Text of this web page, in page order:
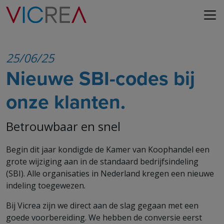
25/06/25
Nieuwe SBI-codes bij
onze klanten.
Betrouwbaar en snel
Begin dit jaar kondigde de Kamer van Koophandel een
grote wijziging aan in de standaard bedrijfsindeling
(SBI). Alle organisaties in Nederland kregen een nieuwe
indeling toegewezen.
Bij Vicrea zijn we direct aan de slag gegaan met een
goede voorbereiding. We hebben de conversie eerst